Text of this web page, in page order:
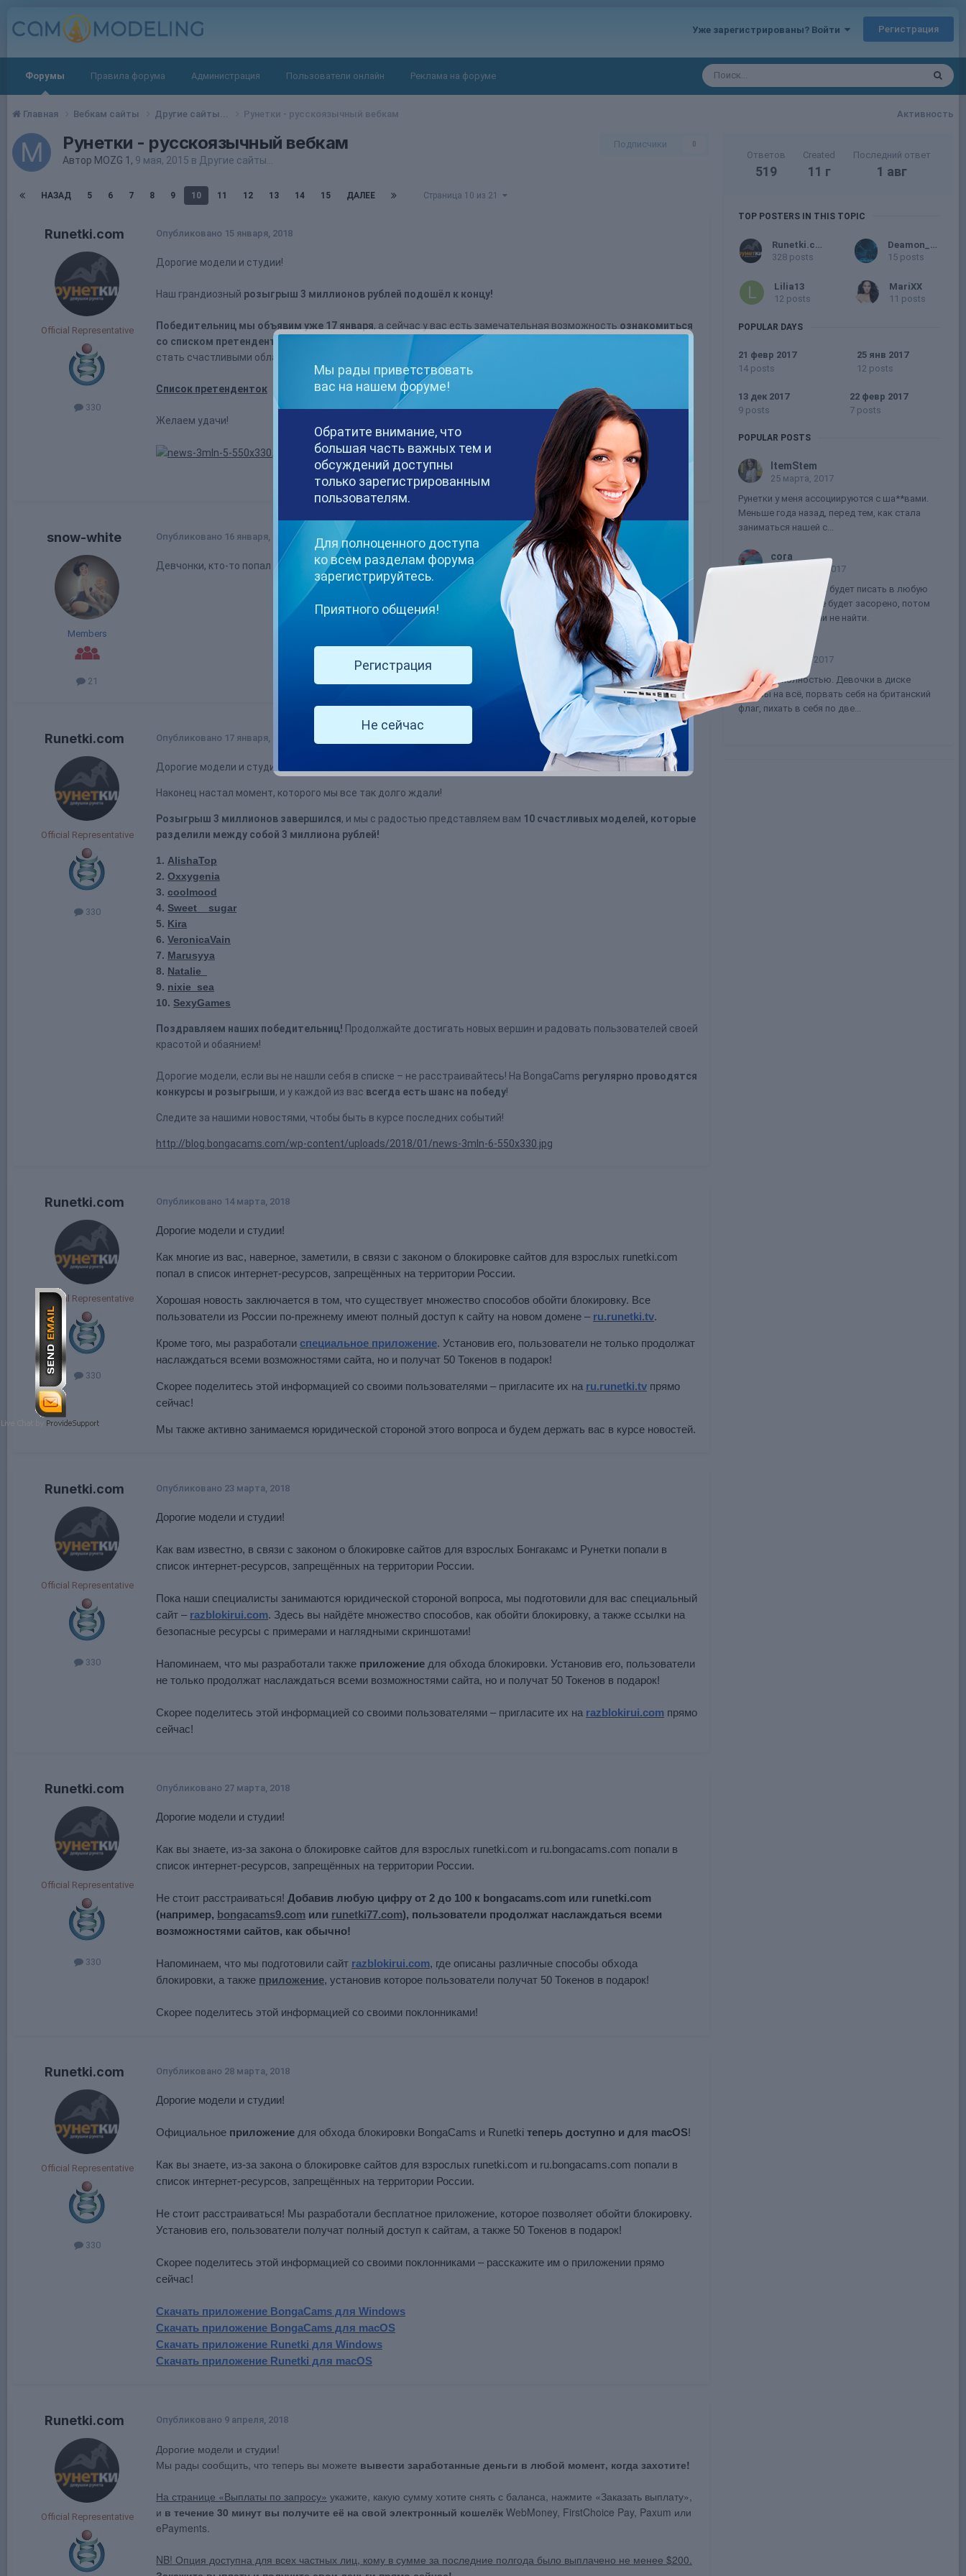
Уже зарегистрированы? Войти Регистрация
Форумы Правила форума Администрация Пользователи онлайн Реклама на форуме
Активность
Главная Вебкам сайты Другие сайты... Рунетки - русскоязычный вебкам
Подписчики 0
Рунетки - русскоязычный вебкам
Автор MOZG 1 , 9 мая, 2015 в Другие сайты...
НАЗАД 5 6 7 8 9 10 11 12 13 14 15 ДАЛЕЕ Страница 10 из 21
Runetki.com
Official Representative
330
Опубликовано 15 января, 2018
Дорогие модели и студии!
Наш грандиозный розыгрыш 3 миллионов рублей подошёл к концу!
Победительниц мы объявим уже 17 января, а сейчас у вас есть замечательная возможность ознакомиться
со списком претенденток на победу
– моделей, которые выполнили все условия конкурса и имеют шанс
стать счастливыми обладательницами 300 000 рублей!
Список претенденток
Желаем удачи!
snow-white
Members
21
Опубликовано 16 января, 2018
Девчонки, кто-то попал в список претенденток?)
Runetki.com
Official Representative
330
Опубликовано 17 января, 2018
Дорогие модели и студии!
Наконец настал момент, которого мы все так долго ждали!
Розыгрыш 3 миллионов завершился, и мы с радостью представляем вам 10 счастливых моделей, которые
разделили между собой 3 миллиона рублей!
1. AlishaTop
2. Oxxygenia
3. coolmood
4. Sweet__sugar
5. Kira
6. VeronicaVain
7. Marusyya
8. Natalie_
9. nixie_sea
10. SexyGames
Поздравляем наших победительниц! Продолжайте достигать новых вершин и радовать пользователей своей
красотой и обаянием!
Дорогие модели, если вы не нашли себя в списке – не расстраивайтесь! На BongaCams регулярно проводятся
конкурсы и розыгрыши, и у каждой из вас всегда есть шанс на победу!
Следите за нашими новостями, чтобы быть в курсе последних событий!
http://blog.bongacams.com/wp-content/uploads/2018/01/news-3mln-6-550x330.jpg
Runetki.com
Official Representative
330
Опубликовано 14 марта, 2018
Дорогие модели и студии!
Как многие из вас, наверное, заметили, в связи с законом о блокировке сайтов для взрослых runetki.com
попал в список интернет-ресурсов, запрещённых на территории России.
Хорошая новость заключается в том, что существует множество способов обойти блокировку. Все
пользователи из России по-прежнему имеют полный доступ к сайту на новом домене – ru.runetki.tv.
Кроме того, мы разработали специальное приложение. Установив его, пользователи не только продолжат
наслаждаться всеми возможностями сайта, но и получат 50 Токенов в подарок!
Скорее поделитесь этой информацией со своими пользователями – пригласите их на ru.runetki.tv прямо
сейчас!
Мы также активно занимаемся юридической стороной этого вопроса и будем держать вас в курсе новостей.
Runetki.com
Official Representative
330
Опубликовано 23 марта, 2018
Дорогие модели и студии!
Как вам известно, в связи с законом о блокировке сайтов для взрослых Бонгакамс и Рунетки попали в
список интернет-ресурсов, запрещённых на территории России.
Пока наши специалисты занимаются юридической стороной вопроса, мы подготовили для вас специальный
сайт – razblokirui.com. Здесь вы найдёте множество способов, как обойти блокировку, а также ссылки на
безопасные ресурсы с примерами и наглядными скриншотами!
Напоминаем, что мы разработали также приложение для обхода блокировки. Установив его, пользователи
не только продолжат наслаждаться всеми возможностями сайта, но и получат 50 Токенов в подарок!
Скорее поделитесь этой информацией со своими пользователями – пригласите их на razblokirui.com прямо
сейчас!
Runetki.com
Official Representative
330
Опубликовано 27 марта, 2018
Дорогие модели и студии!
Как вы знаете, из-за закона о блокировке сайтов для взрослых runetki.com и ru.bongacams.com попали в
список интернет-ресурсов, запрещённых на территории России.
Не стоит расстраиваться! Добавив любую цифру от 2 до 100 к bongacams.com или runetki.com
(например, bongacams9.com или runetki77.com), пользователи продолжат наслаждаться всеми
возможностями сайтов, как обычно!
Напоминаем, что мы подготовили сайт razblokirui.com, где описаны различные способы обхода
блокировки, а также приложение, установив которое пользователи получат 50 Токенов в подарок!
Скорее поделитесь этой информацией со своими поклонниками!
Runetki.com
Official Representative
330
Опубликовано 28 марта, 2018
Дорогие модели и студии!
Официальное приложение для обхода блокировки BongaCams и Runetki теперь доступно и для macOS!
Как вы знаете, из-за закона о блокировке сайтов для взрослых runetki.com и ru.bongacams.com попали в
список интернет-ресурсов, запрещённых на территории России.
Не стоит расстраиваться! Мы разработали бесплатное приложение, которое позволяет обойти блокировку.
Установив его, пользователи получат полный доступ к сайтам, а также 50 Токенов в подарок!
Скорее поделитесь этой информацией со своими поклонниками – расскажите им о приложении прямо
сейчас!
Скачать приложение BongaCams для Windows
Скачать приложение BongaCams для macOS
Скачать приложение Runetki для Windows
Скачать приложение Runetki для macOS
Runetki.com
Official Representative
Опубликовано 9 апреля, 2018
Дорогие модели и студии!
Мы рады сообщить, что теперь вы можете вывести заработанные деньги в любой момент, когда захотите!
На странице «Выплаты по запросу» укажите, какую сумму хотите снять с баланса, нажмите «Заказать выплату»,
и в течение 30 минут вы получите её на свой электронный кошелёк WebMoney, FirstChoice Pay, Paxum или
ePayments.
NB! Опция доступна для всех частных лиц, кому в сумме за последние полгода было выплачено не менее $200.
Ответов
519
Created
11 г
Последний ответ
1 авг
TOP POSTERS IN THIS TOPIC
328 posts
15 posts
Lilia13
12 posts
MariXX
11 posts
POPULAR DAYS
21 февр 2017
14 posts
25 янв 2017
12 posts
13 дек 2017
9 posts
22 февр 2017
7 posts
POPULAR POSTS
ItemStem
25 марта, 2017
Рунетки у меня ассоциируются с ша**вами.
Меньше года назад, перед тем, как стала
заниматься нашей с...
cora
22 февраля, 2017
Lilia13, если каждый будет писать в любую
тему не по делу, все будет засорено, потом
нужной информации не найти.
21 марта, 2017
Согласна полностью. Девочки в диске
готовы на всё, порвать себя на британский
флаг, пихать в себя по две...
Мы рады приветствовать
вас на нашем форуме!
Обратите внимание, что
большая часть важных тем и
обсуждений доступны
только зарегистрированным
пользователям.
Для полноценного доступа
ко всем разделам форума
зарегистрируйтесь.
Приятного общения!
Регистрация
Не сейчас